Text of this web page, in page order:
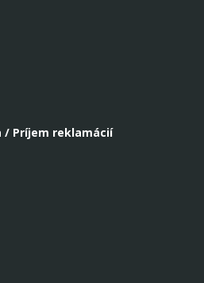
/ Príjem reklamácií